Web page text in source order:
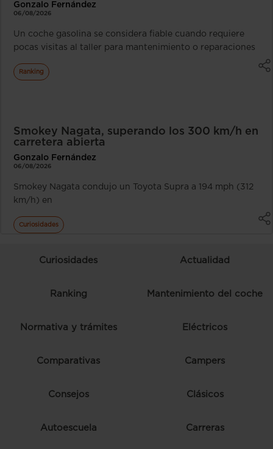
Gonzalo Fernández
06/08/2026
Un coche gasolina se considera fiable cuando requiere
pocas visitas al taller para mantenimiento o reparaciones
Ranking
Smokey Nagata, superando los 300 km/h en
carretera abierta
Gonzalo Fernández
06/08/2026
Smokey Nagata condujo un Toyota Supra a 194 mph (312
km/h) en
Curiosidades
Curiosidades Actualidad
Ranking Mantenimiento del coche
Normativa y trámites Eléctricos
Comparativas Campers
Consejos Clásicos
Autoescuela Carreras